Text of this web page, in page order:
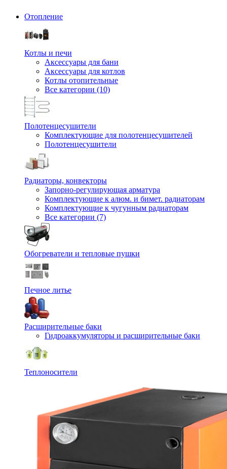
Отопление
Котлы и печи
Аксессуары для бани
Аксессуары для котлов
Котлы отопительные
Все категории (10)
Полотенцесушители
Комплектующие для полотенцесушителей
Полотенцесушители
Радиаторы, конвекторы
Запорно-регулирующая арматура
Комплектующие к алюм. и бимет. радиаторам
Комплектующие к чугунным радиаторам
Все категории (7)
Обогреватели и тепловые пушки
Печное литье
Расширительные баки
Гидроаккумуляторы и расширительные баки
Теплоносители